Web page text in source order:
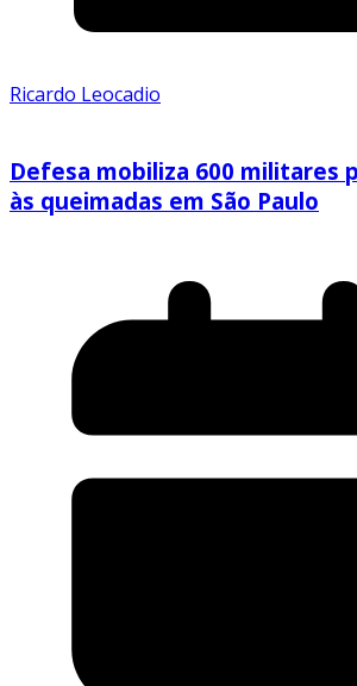
Ricardo Leocadio
Defesa mobiliza 600 militares
às queimadas em São Paulo